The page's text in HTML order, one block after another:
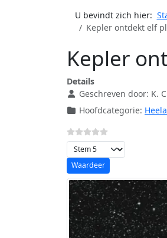
U bevindt zich hier:
Kepler ontdekt elf
Kepler
Details
Geschreven door: K.
Hoofdcategorie:
Voeg waardering toe